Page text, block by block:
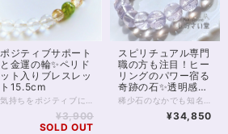
ポジティブサポート
と金運の輪✨ペリド
ット入りブレスレッ
ト15.5cm
¥3,900
SOLD OUT
スピリチュアル専門
職の方も注目！ヒー
リングのパワー宿る
奇跡の石✨透明感抜
群4Aclassスコロラ
¥34,850